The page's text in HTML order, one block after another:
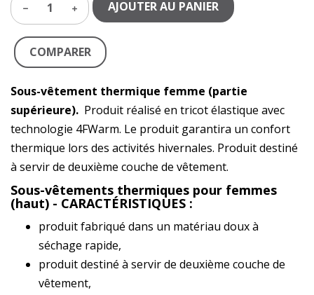
1 AJOUTER AU PANIER
COMPARER
Sous-vêtement thermique femme (partie
supérieure). Produit réalisé en tricot élastique avec
technologie 4FWarm. Le produit garantira un confort
thermique lors des activités hivernales. Produit destiné
à servir de deuxième couche de vêtement.
Sous-vêtements thermiques pour femmes
(haut) - CARACTÉRISTIQUES :
produit fabriqué dans un matériau doux à
séchage rapide,
produit destiné à servir de deuxième couche de
vêtement,